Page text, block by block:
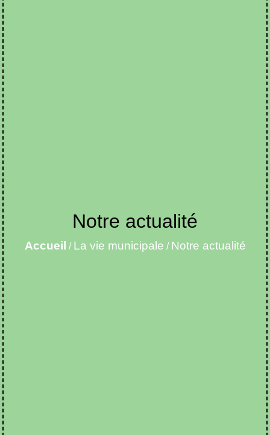
Notre actualité
Accueil / La vie municipale / Notre actualité